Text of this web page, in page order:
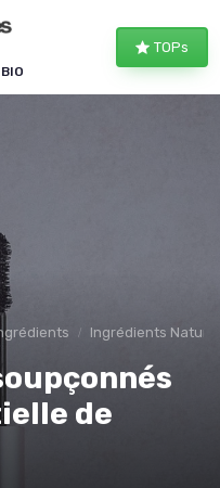
TOPs
Ingrédients
de